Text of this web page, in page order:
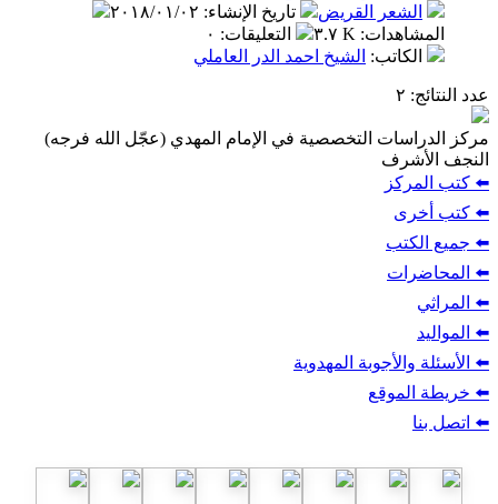
الشعر القريض
تاريخ الإنشاء: ٢٠١٨/٠١/٠٢
المشاهدات: ٣.٧ K التعليقات: ٠
الكاتب: الشيخ احمد الدر العاملي
عدد النتائج: ٢
مركز الدراسات التخصصية في الإمام المهدي (عجّل الله فرجه)
النجف الأشرف
⬅️ كتب المركز
⬅️ كتب أخرى
⬅️ جميع الكتب
⬅️ المحاضرات
⬅️ المراثي
⬅️ المواليد
⬅️ الأسئلة والأجوبة المهدوية
⬅️ خريطة الموقع
⬅️ اتصل بنا